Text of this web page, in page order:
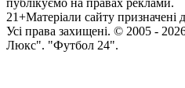
публікуємо на правах реклами.
21+Матеріали сайту призначені
Усi права захищенi. © 2005 -
Люкс". "Футбол 24".